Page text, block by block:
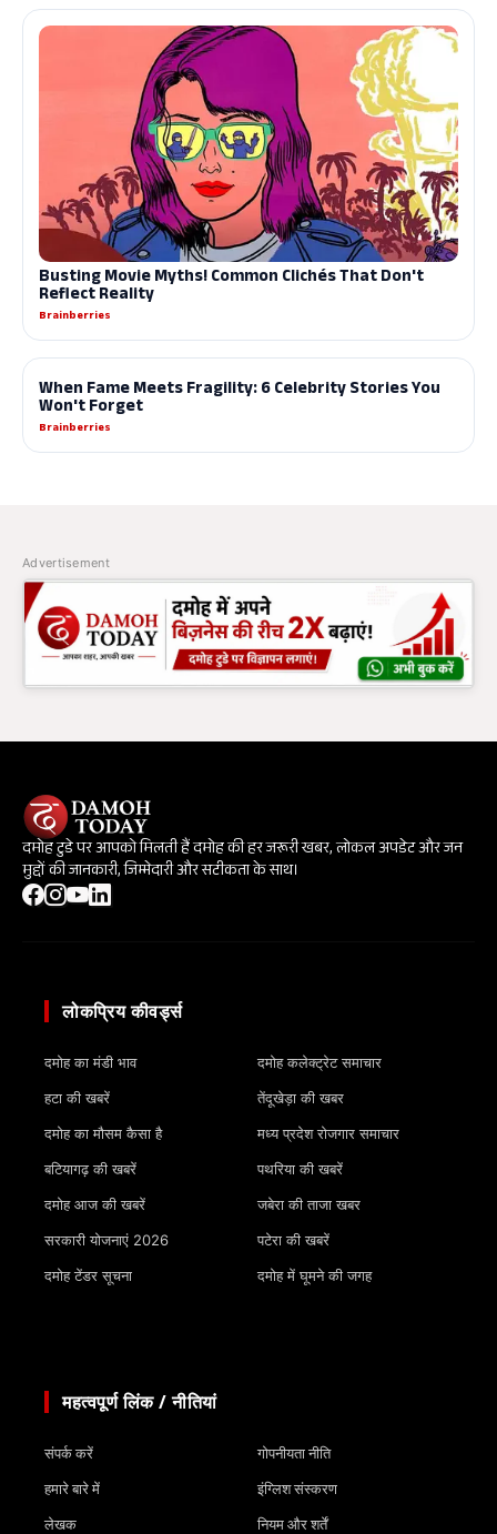
Advertisement
दमोह टुडे पर आपको मिलती हैं दमोह की हर जरूरी खबर, लोकल अपडेट और जन
मुद्दों की जानकारी, जिम्मेदारी और सटीकता के साथ।
लोकप्रिय कीवर्ड्स
दमोह का मंडी भाव
हटा की खबरें
दमोह का मौसम कैसा है
बटियागढ़ की खबरें
दमोह आज की खबरें
सरकारी योजनाएं 2026
दमोह टेंडर सूचना
दमोह कलेक्ट्रेट समाचार
तेंदूखेड़ा की खबर
मध्य प्रदेश रोजगार समाचार
पथरिया की खबरें
जबेरा की ताजा खबर
पटेरा की खबरें
दमोह में घूमने की जगह
महत्वपूर्ण लिंक / नीतियां
संपर्क करें
हमारे बारे में
लेखक
गोपनीयता नीति
इंग्लिश संस्करण
नियम और शर्तें